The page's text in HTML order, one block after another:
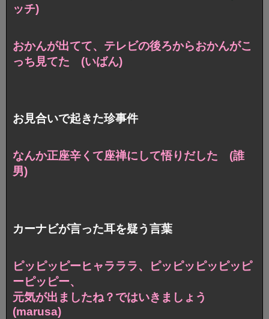
ッチ)
おかんが出てて、テレビの後ろからおかんがこ
っち見てた (いばん)
お見合いで起きた珍事件
なんか正座辛くて座禅にして悟りだした (誰
男)
カーナビが言った耳を疑う言葉
ピッピッピーヒャラララ、ピッピッピッピッピ
ーピッピー、
元気が出ましたね？ではいきましょう
(marusa)